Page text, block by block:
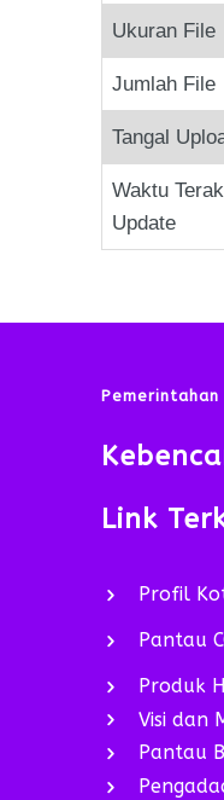
Ukuran File
Jumlah File
Tangal
Waktu
Update
Pemerintahan
Link
Profil
Pantau
Produk
Visi dan
Pantau